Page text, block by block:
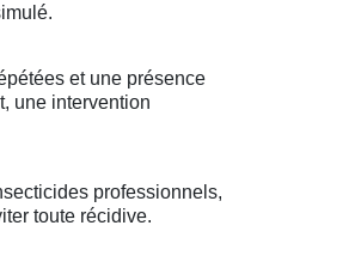
et une présence
une intervention
professionnels,
toute récidive.